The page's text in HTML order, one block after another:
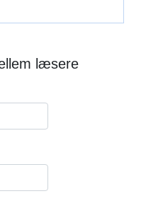
læsere